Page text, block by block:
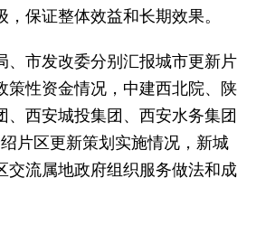
保证整体效益和长期效果。
市发改委分别汇报城市更新片
策性资金情况，中建西北院、陕
、西安城投集团、西安水务集团
片区更新策划实施情况，新城
交流属地政府组织服务做法和成